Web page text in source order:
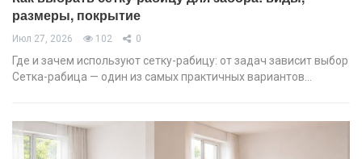
размеры, покрытие
Июл 27, 2026 102 0
Где и зачем используют сетку-рабицу: от задач зависит выбор
Сетка-рабица — один из самых практичных вариантов…